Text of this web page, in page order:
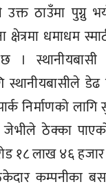
उक्त ठाउँमा पुग्नु
धमाधम
।
डेढ
निर्माणको
जेभीले ठेक्का
१८ लाख ४६
कम्पनीका